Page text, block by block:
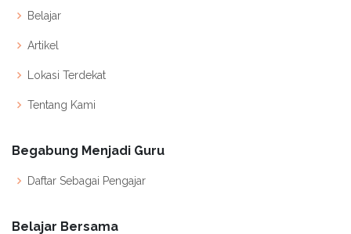
Belajar
Artikel
Lokasi Terdekat
Tentang Kami
Begabung Menjadi Guru
Daftar Sebagai Pengajar
Belajar Bersama